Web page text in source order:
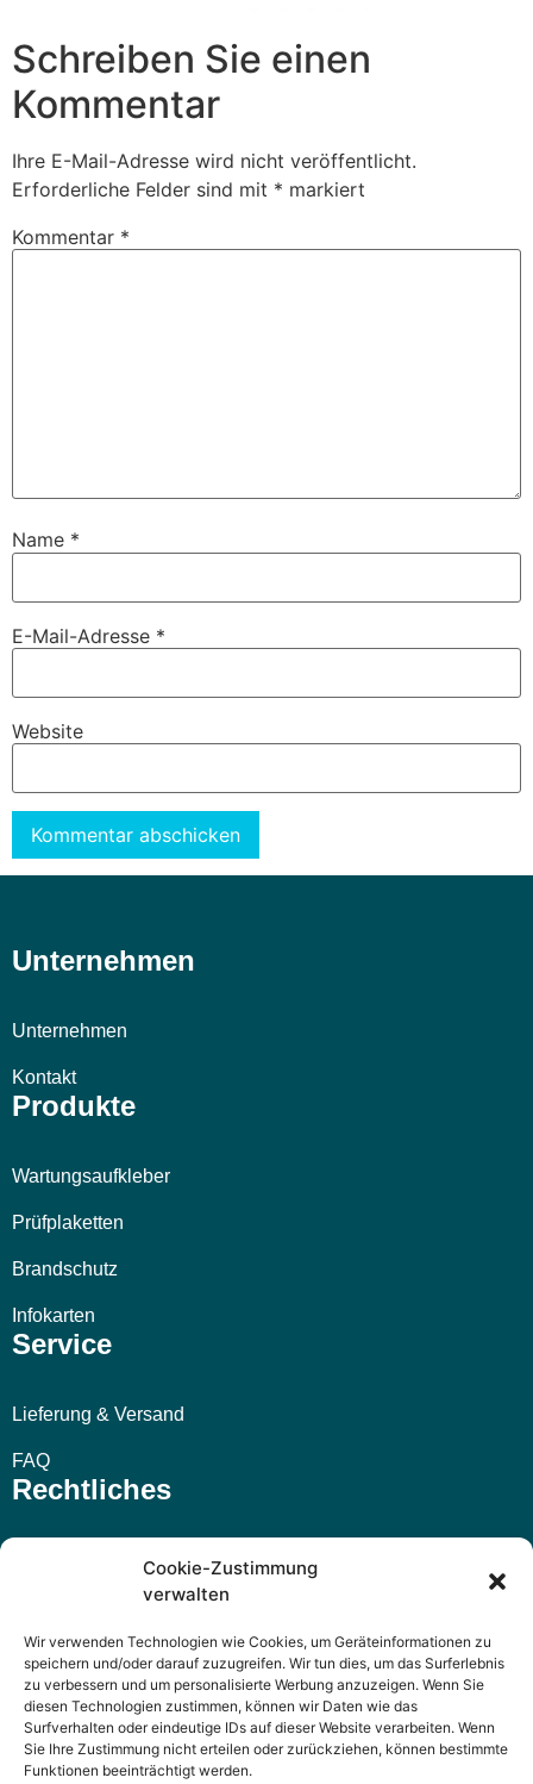
Cookie-Zustimmung
verwalten
Wir verwenden Technologien wie Cookies, um Geräteinformationen zu
speichern und/oder darauf zuzugreifen. Wir tun dies, um das Surferlebnis
zu verbessern und um personalisierte Werbung anzuzeigen. Wenn Sie
diesen Technologien zustimmen, können wir Daten wie das
Surfverhalten oder eindeutige IDs auf dieser Website verarbeiten. Wenn
Sie Ihre Zustimmung nicht erteilen oder zurückziehen, können bestimmte
Funktionen beeinträchtigt werden.
Schreiben Sie einen
Kommentar
Ihre E-Mail-Adresse wird nicht veröffentlicht.
Erforderliche Felder sind mit * markiert
Kommentar *
Name *
E-Mail-Adresse *
Website
Unternehmen
Unternehmen
Kontakt
Produkte
Wartungsaufkleber
Prüfplaketten
Brandschutz
Infokarten
Service
Lieferung & Versand
FAQ
Rechtliches
Widerrufsbelehrung
Datenschutzerklärung